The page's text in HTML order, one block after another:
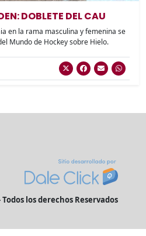
DOBLETE DEL CAU
en la rama masculina y femenina se
Mundo de Hockey sobre Hielo.
los derechos Reservados